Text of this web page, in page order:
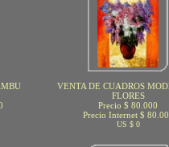
VENTA DE CUADROS
FLORES
Precio $ 80.000
Precio Internet $
US $ 0